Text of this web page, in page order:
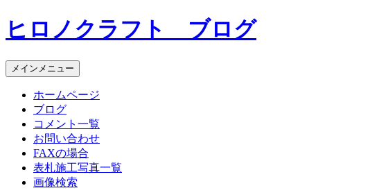
コ
ン
ン
ツ
ヒロノクラフト ブログ
メインメニュー
ホームページ
ブログ
コメント一覧
お問い合わせ
FAXの場合
表札施工写真一覧
画像検索